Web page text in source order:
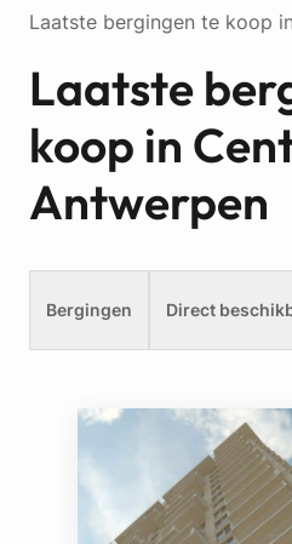
Laatste bergingen te koop
Laatste
koop in
Antwerpen
Bergingen Direct